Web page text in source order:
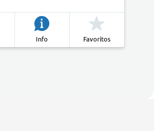
Info Favoritos